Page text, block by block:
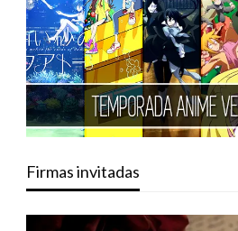
Firmas invitadas